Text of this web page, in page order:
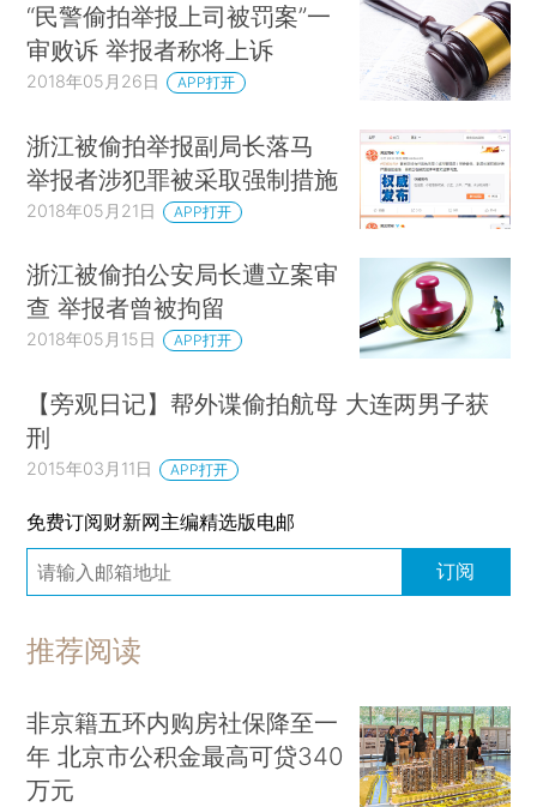
“民警偷拍举报上司被罚案”一
审败诉 举报者称将上诉
2018年05月26日 APP打开
浙江被偷拍举报副局长落马
举报者涉犯罪被采取强制措施
2018年05月21日 APP打开
浙江被偷拍公安局长遭立案审
查 举报者曾被拘留
2018年05月15日 APP打开
【旁观日记】帮外谍偷拍航母 大连两男子获
刑
2015年03月11日 APP打开
免费订阅财新网主编精选版电邮
订阅
推荐阅读
非京籍五环内购房社保降至一
年 北京市公积金最高可贷340
万元